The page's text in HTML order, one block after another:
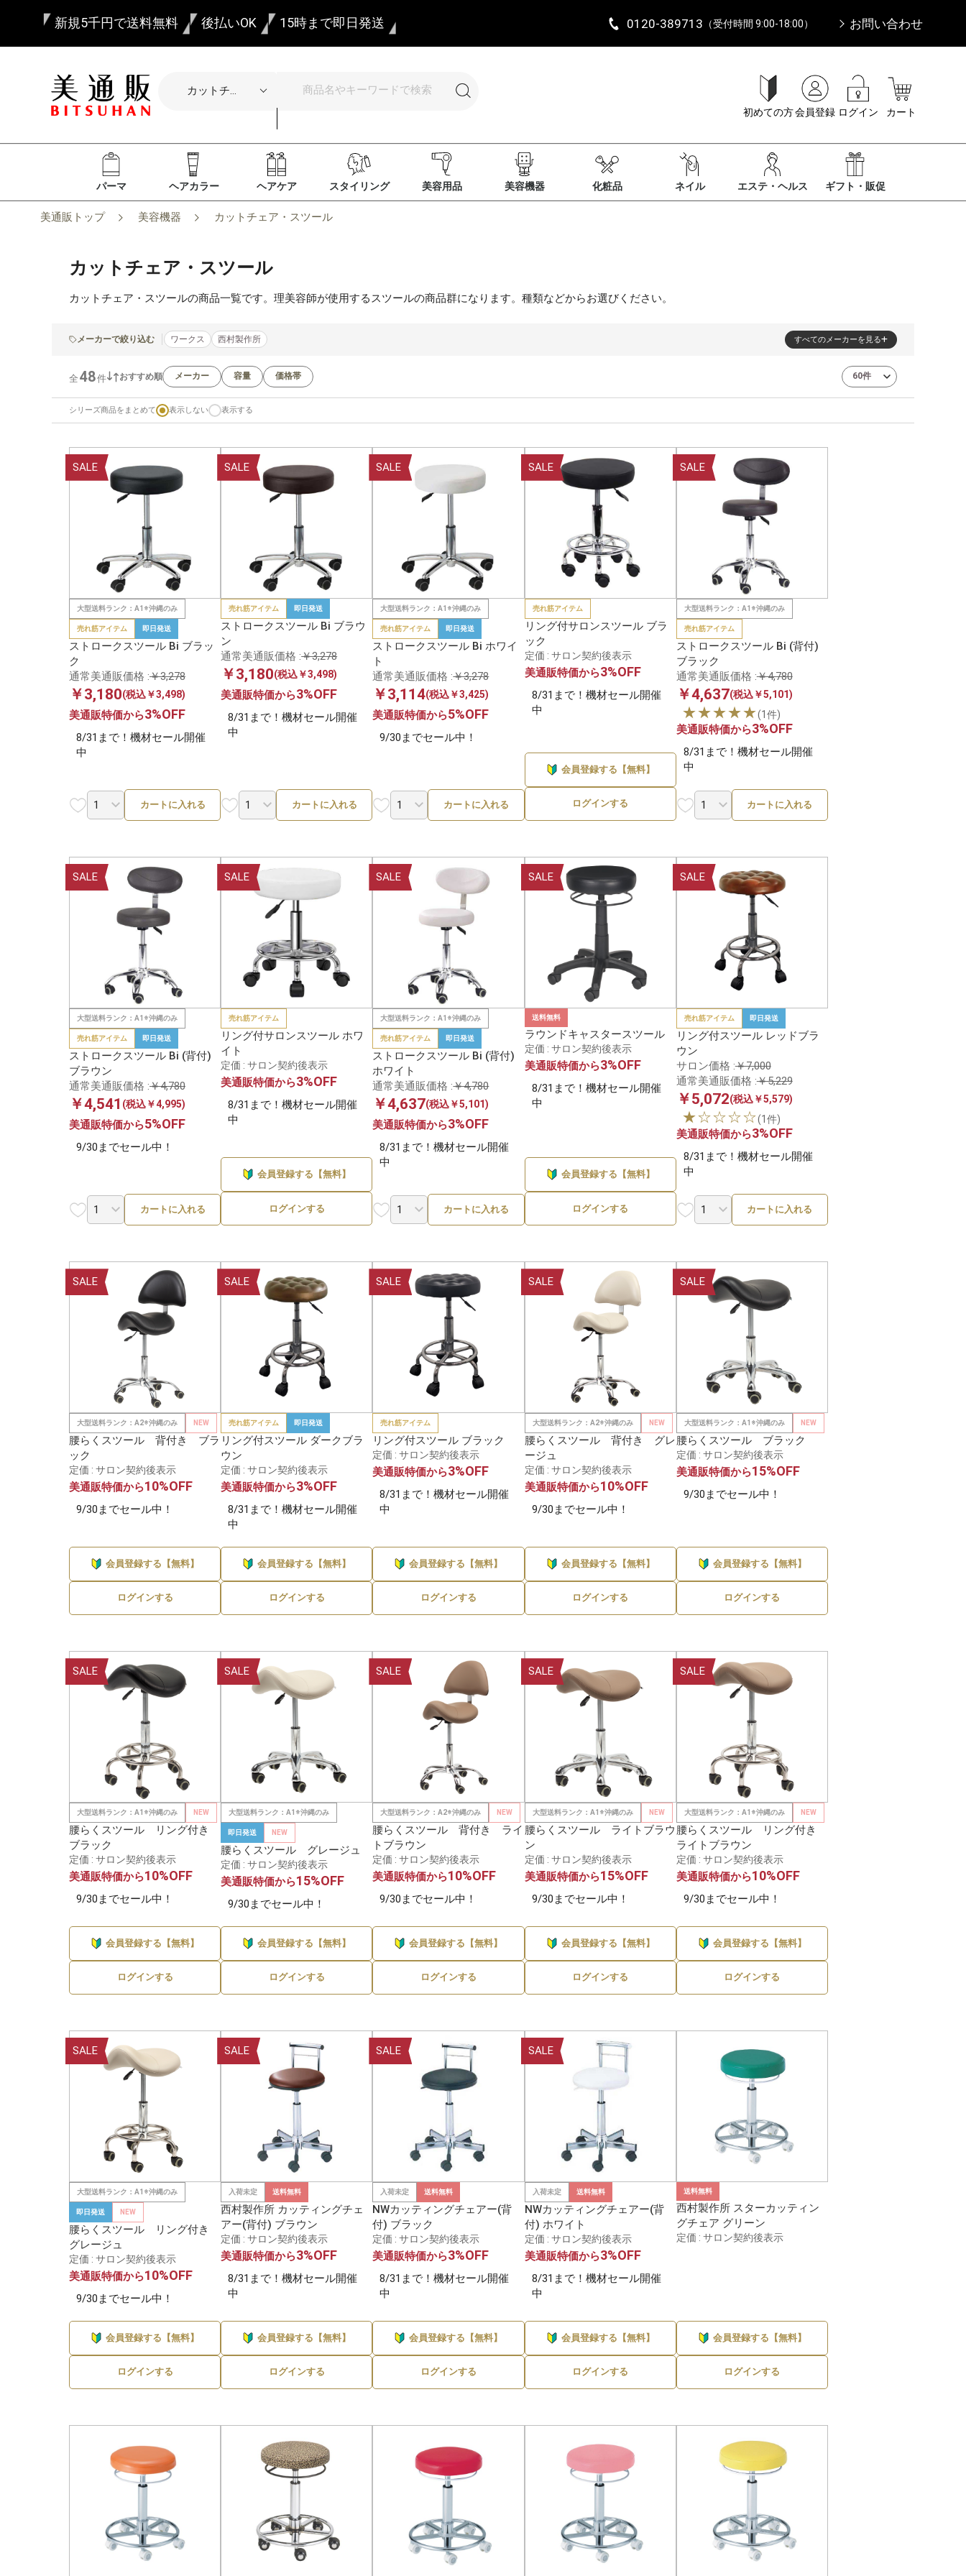
新規5千円で送料無料 後払いOK 15時まで即日発送 0120-389713 （受付時間 9:00-18:00） お問い合わせ
初めての方会員登録 ログイン カート
パーマ ヘアカラー ヘアケア スタイリング 美容用品 美容機器 化粧品 ネイル エステ・ヘルス ギフト・販促
美通販トップ 美容機器 カットチェア・スツール
カットチェア・スツール
カットチェア・スツールの商品一覧です。理美容師が使用するスツールの商品群になります。種類などからお選びください。
メーカーで絞り込む ワークス 西村製作所 すべてのメーカーを見る
全 48件 おすすめ順 メーカー 容量 価格帯
シリーズ商品をまとめて 表示しない 表示する
ワークス 21件 西村製作所 22件
メーカーを選んでブランドへ進む
ブランドを選ぶ →
〜100ml・g未満
100〜300ml・g
300〜500ml・g
〜1,000円
1,000〜3,000円
3,000〜5,000円
10,000円以上
SALE
大型送料ランク：A1※沖縄のみ
売れ筋アイテム 即日発送
ストロークスツール Bi ブラッ
ク
通常美通販価格 :￥3,278
￥3,180(税込￥3,498)
美通販特価から3%OFF
8/31まで！機材セール開催
中
カートに入れる
SALE
売れ筋アイテム 即日発送
ストロークスツール Bi ブラウ
ン
通常美通販価格 :￥3,278
￥3,180(税込￥3,498)
美通販特価から3%OFF
8/31まで！機材セール開催
中
カートに入れる
SALE
大型送料ランク：A1※沖縄のみ
売れ筋アイテム 即日発送
ストロークスツール Bi ホワイ
ト
通常美通販価格 :￥3,278
￥3,114(税込￥3,425)
美通販特価から5%OFF
9/30までセール中！
カートに入れる
SALE
売れ筋アイテム
リング付サロンスツール ブラ
ック
定価 : サロン契約後表示
美通販特価から3%OFF
8/31まで！機材セール開催
中
会員登録する【無料】
ログインする
SALE
大型送料ランク：A1※沖縄のみ
売れ筋アイテム
ストロークスツール Bi (背付)
ブラック
通常美通販価格 :￥4,780
￥4,637(税込￥5,101)
★★★★★(1件)
美通販特価から3%OFF
8/31まで！機材セール開催
中
カートに入れる
SALE
大型送料ランク：A1※沖縄のみ
売れ筋アイテム 即日発送
ストロークスツール Bi (背付)
ブラウン
通常美通販価格 :￥4,780
￥4,541 (税込￥4,995)
美通販特価から5%OFF
9/30までセール中！
カートに入れる
SALE
売れ筋アイテム
リング付サロンスツール ホワ
イト
定価 : サロン契約後表示
美通販特価から3%OFF
8/31まで！機材セール開催
中
会員登録する【無料】
ログインする
SALE
大型送料ランク：A1※沖縄のみ
売れ筋アイテム 即日発送
ストロークスツール Bi (背付)
ホワイト
通常美通販価格 :￥4,780
￥4,637(税込￥5,101)
美通販特価から3%OFF
8/31まで！機材セール開催
中
カートに入れる
SALE
送料無料
ラウンドキャスタースツール
定価 : サロン契約後表示
美通販特価から3%OFF
8/31まで！機材セール開催
中
会員登録する【無料】
ログインする
SALE
売れ筋アイテム 即日発送
リング付スツール レッドブラ
ウン
サロン価格 :￥7,000
通常美通販価格 :￥5,229
￥5,072(税込￥5,579)
★☆☆☆☆(1件)
美通販特価から3%OFF
8/31まで！機材セール開催
中
カートに入れる
SALE
大型送料ランク：A2※沖縄のみ NEW
腰らくスツール 背付き ブラ
ック
定価 : サロン契約後表示
美通販特価から10%OFF
9/30までセール中！
会員登録する【無料】
ログインする
SALE
売れ筋アイテム 即日発送
リング付スツール ダークブラ
ウン
定価 : サロン契約後表示
美通販特価から3%OFF
8/31まで！機材セール開催
中
会員登録する【無料】
ログインする
SALE
売れ筋アイテム
リング付スツール ブラック
定価 : サロン契約後表示
美通販特価から3%OFF
8/31まで！機材セール開催
中
会員登録する【無料】
ログインする
SALE
大型送料ランク：A2※沖縄のみ NEW
腰らくスツール 背付き グレ
ージュ
定価 : サロン契約後表示
美通販特価から10%OFF
9/30までセール中！
会員登録する【無料】
ログインする
SALE
大型送料ランク：A1※沖縄のみ NEW
腰らくスツール ブラック
定価 : サロン契約後表示
美通販特価から15%OFF
9/30までセール中！
会員登録する【無料】
ログインする
SALE
大型送料ランク：A1※沖縄のみ NEW
腰らくスツール リング付き
ブラック
定価 : サロン契約後表示
美通販特価から10%OFF
9/30までセール中！
会員登録する【無料】
ログインする
SALE
大型送料ランク：A1※沖縄のみ
即日発送 NEW
腰らくスツール グレージュ
定価 : サロン契約後表示
美通販特価から15%OFF
9/30までセール中！
会員登録する【無料】
ログインする
SALE
大型送料ランク：A2※沖縄のみ NEW
腰らくスツール 背付き ライ
トブラウン
定価 : サロン契約後表示
美通販特価から10%OFF
9/30までセール中！
会員登録する【無料】
ログインする
SALE
大型送料ランク：A1※沖縄のみ NEW
腰らくスツール ライトブラウ
ン
定価 : サロン契約後表示
美通販特価から15%OFF
9/30までセール中！
会員登録する【無料】
ログインする
SALE
大型送料ランク：A1※沖縄のみ NEW
腰らくスツール リング付き
ライトブラウン
定価 : サロン契約後表示
美通販特価から10%OFF
9/30までセール中！
会員登録する【無料】
ログインする
SALE
大型送料ランク：A1※沖縄のみ
即日発送 NEW
腰らくスツール リング付き
グレージュ
定価 : サロン契約後表示
美通販特価から10%OFF
9/30までセール中！
会員登録する【無料】
ログインする
SALE
入荷未定 送料無料
西村製作所 カッティングチェ
アー(背付) ブラウン
定価 : サロン契約後表示
美通販特価から3%OFF
8/31まで！機材セール開催
中
会員登録する【無料】
ログインする
SALE
入荷未定 送料無料
NWカッティングチェアー(背
付) ブラック
定価 : サロン契約後表示
美通販特価から3%OFF
8/31まで！機材セール開催
中
会員登録する【無料】
ログインする
SALE
入荷未定 送料無料
NWカッティングチェアー(背
付) ホワイト
定価 : サロン契約後表示
美通販特価から3%OFF
8/31まで！機材セール開催
中
会員登録する【無料】
ログインする
送料無料
西村製作所 スターカッティン
グチェア グリーン
定価 : サロン契約後表示
会員登録する【無料】
ログインする